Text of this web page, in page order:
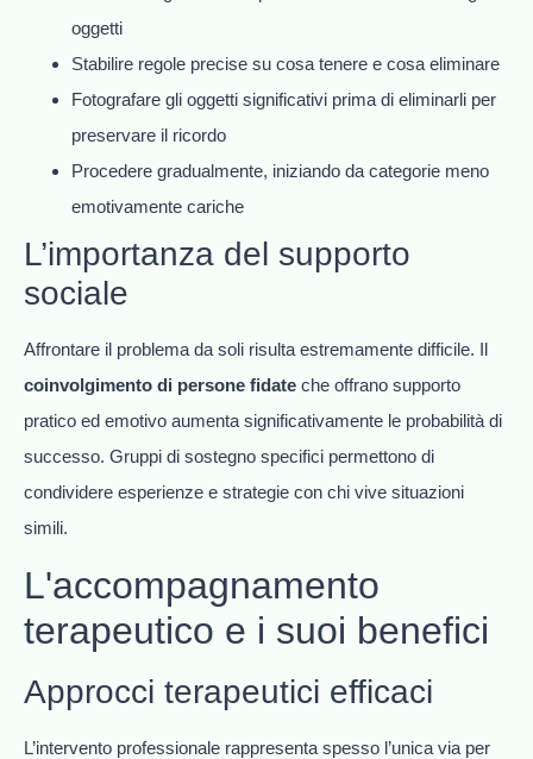
oggetti
Stabilire regole precise su cosa tenere e cosa eliminare
Fotografare gli oggetti significativi prima di eliminarli per
preservare il ricordo
Procedere gradualmente, iniziando da categorie meno
emotivamente cariche
L’importanza del supporto
sociale
Affrontare il problema da soli risulta estremamente difficile. Il
coinvolgimento di persone fidate che offrano supporto
pratico ed emotivo aumenta significativamente le probabilità di
successo. Gruppi di sostegno specifici permettono di
condividere esperienze e strategie con chi vive situazioni
simili.
L'accompagnamento
terapeutico e i suoi benefici
Approcci terapeutici efficaci
L’intervento professionale rappresenta spesso l’unica via per